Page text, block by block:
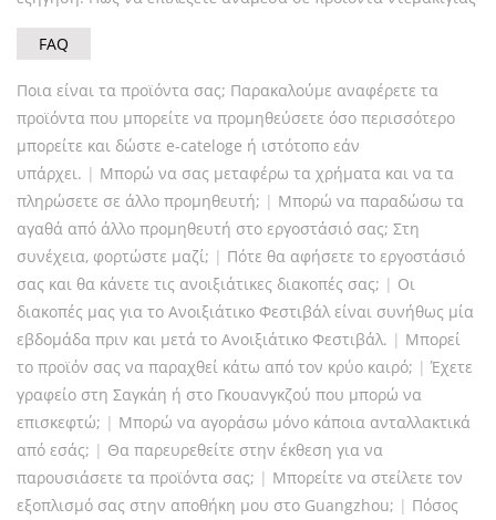
FAQ
Ποια είναι τα προϊόντα σας; Παρακαλούμε αναφέρετε τα
προϊόντα που μπορείτε να προμηθεύσετε όσο περισσότερο
μπορείτε και δώστε e-cateloge ή ιστότοπο εάν
υπάρχει. | Μπορώ να σας μεταφέρω τα χρήματα και να τα
πληρώσετε σε άλλο προμηθευτή; | Μπορώ να παραδώσω τα
αγαθά από άλλο προμηθευτή στο εργοστάσιό σας; Στη
συνέχεια, φορτώστε μαζί; | Πότε θα αφήσετε το εργοστάσιό
σας και θα κάνετε τις ανοιξιάτικες διακοπές σας; | Οι
διακοπές μας για το Ανοιξιάτικο Φεστιβάλ είναι συνήθως μία
εβδομάδα πριν και μετά το Ανοιξιάτικο Φεστιβάλ. | Μπορεί
το προϊόν σας να παραχθεί κάτω από τον κρύο καιρό; | Έχετε
γραφείο στη Σαγκάη ή στο Γκουανγκζού που μπορώ να
επισκεφτώ; | Μπορώ να αγοράσω μόνο κάποια ανταλλακτικά
από εσάς; | Θα παρευρεθείτε στην έκθεση για να
παρουσιάσετε τα προϊόντα σας; | Μπορείτε να στείλετε τον
εξοπλισμό σας στην αποθήκη μου στο Guangzhou; | Πόσος